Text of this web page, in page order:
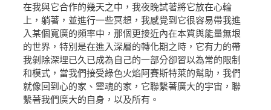
在我與它合作的幾天之中，我夜晚試著將它放在心輪
上，躺著，並進行一些冥想，我感覺到它很容易帶我進
入某個寬廣的頻率中，那個更接近內在本質與能量無垠
的世界，特別是在進入深層的轉化期之時，它有力的帶
我剝除深埋已久已成為自己的一部分卻習以為常的限制
和模式，當我們接受綠色火焰阿賽斯特萊的幫助，我們
就像回到心的家、靈魂的家，它聯繫著廣大的宇宙，聯
繫著我們廣大的自身，以及所有。